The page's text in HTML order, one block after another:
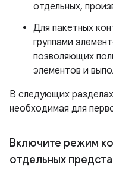
отдельных,
Для пакетных
группами
позволяющих
элементов и
В следующих
необходимая для
Включите режим
отдельных